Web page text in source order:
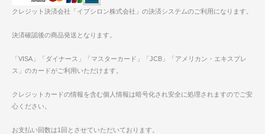
クレジット決済会社「イプシロン株式会社」の決済システムのご利用になります。
決済確認後の商品発送となります。
「VISA」「ダイナース」「マスターカード」「JCB」「アメリカン・エキスプレ
ス」のカードがご利用いただけます。
クレジットカードの情報を含む個人情報は暗号化され安全に処理されますのでご安
心ください。
お支払い回数は1回とさせていただいております。